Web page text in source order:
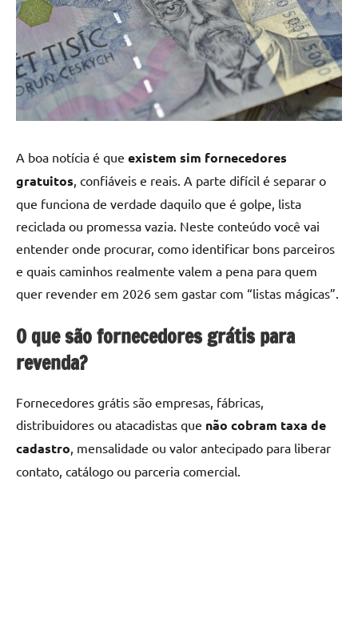
A boa notícia é que existem sim fornecedores
gratuitos , confiáveis e reais. A parte difícil é separar o
que funciona de verdade daquilo que é golpe, lista
reciclada ou promessa vazia. Neste conteúdo você vai
entender onde procurar, como identificar bons parceiros
e quais caminhos realmente valem a pena para quem
quer revender em 2026 sem gastar com “listas mágicas”.
O que são fornecedores grátis para
revenda?
Fornecedores grátis são empresas, fábricas,
distribuidores ou atacadistas que não cobram taxa de
cadastro , mensalidade ou valor antecipado para liberar
contato, catálogo ou parceria comercial.